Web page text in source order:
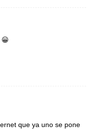
😀
que ya uno se pone